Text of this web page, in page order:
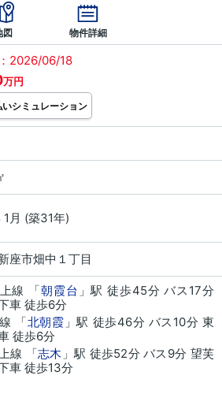
図 物件詳細
2026/06/18
万円
いシミュレーション
1月 (築31年)
座市畑中１丁目
線 「朝霞台 」駅 徒歩45分 バス17分
車 徒歩6分
「北朝霞 」駅 徒歩46分 バス10分 東
徒歩6分
線 「志木 」駅 徒歩52分 バス9分 望芙
車 徒歩13分